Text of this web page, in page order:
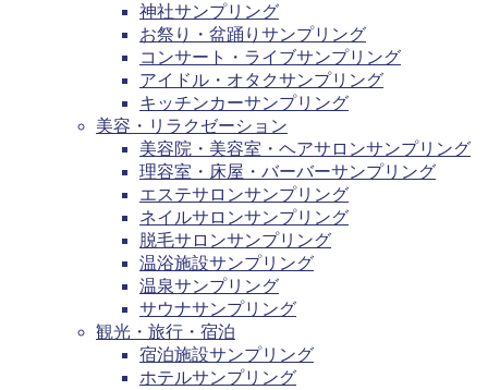
神社サンプリング
お祭り・盆踊りサンプリング
コンサート・ライブサンプリング
アイドル・オタクサンプリング
キッチンカーサンプリング
美容・リラクゼーション
美容院・美容室・ヘアサロンサンプリング
理容室・床屋・バーバーサンプリング
エステサロンサンプリング
ネイルサロンサンプリング
脱毛サロンサンプリング
温浴施設サンプリング
温泉サンプリング
サウナサンプリング
観光・旅行・宿泊
宿泊施設サンプリング
ホテルサンプリング